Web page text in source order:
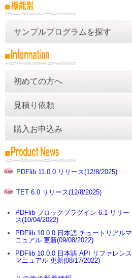
サンプルプログラムを探す
初めての方へ
見積り依頼
購入お申込み
PDFlib 11.0.0 リリース(12/8/2025)
TET 6.0 リリース(12/8/2025)
PDFlib ブロックプラグイン 6.1 リリー
ス(10/04/2022)
PDFlib 10.0.0 日本語 チュートリアルマ
ニュアル 更新(09/08/2022)
PDFlib 10.0.0 日本語 API リファレンス
マニュアル 更新(08/17/2022)